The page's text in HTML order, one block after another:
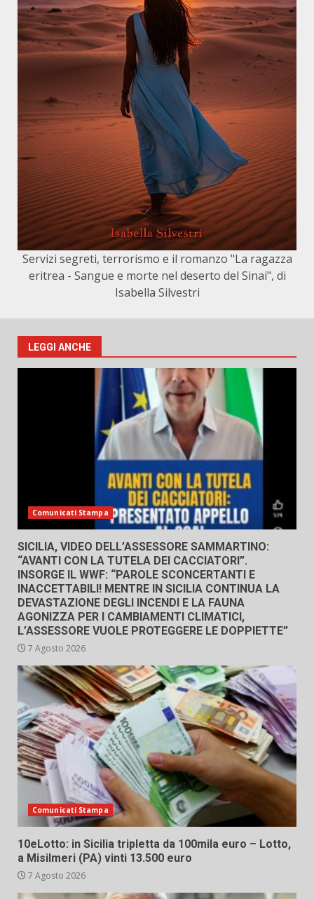
Servizi segreti, terrorismo e il romanzo "La ragazza
eritrea - Sangue e morte nel deserto del Sinai", di
Isabella Silvestri
LEGGI ANCHE
Comunicati Stampa
SICILIA, VIDEO DELL’ASSESSORE SAMMARTINO:
“AVANTI CON LA TUTELA DEI CACCIATORI”.
INSORGE IL WWF: “PAROLE SCONCERTANTI E
INACCETTABILI! MENTRE IN SICILIA CONTINUA LA
DEVASTAZIONE DEGLI INCENDI E LA FAUNA
AGONIZZA PER I CAMBIAMENTI CLIMATICI,
L’ASSESSORE VUOLE PROTEGGERE LE DOPPIETTE”
7 Agosto 2026
Comunicati Stampa
10eLotto: in Sicilia tripletta da 100mila euro – Lotto,
a Misilmeri (PA) vinti 13.500 euro
7 Agosto 2026